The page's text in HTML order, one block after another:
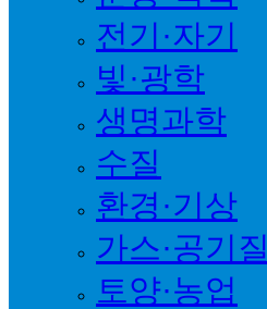
전기·자기
빛·광학
생명과학
수질
환경·기상
가스·공기질
토양·농업